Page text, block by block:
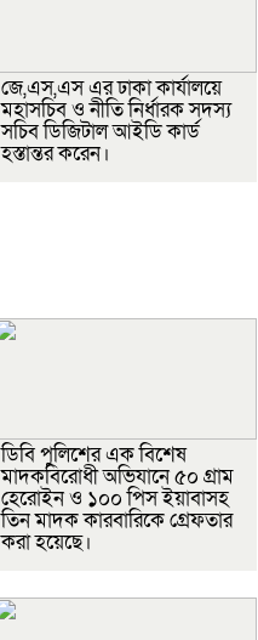
জে,এস,এস এর ঢাকা কার্যালয়ে
মহাসচিব ও নীতি নির্ধারক সদস্য
সচিব ডিজিটাল আইডি কার্ড
হস্তান্তর করেন।
ডিবি পুলিশের এক বিশেষ
মাদকবিরোধী অভিযানে ৫০ গ্রাম
হেরোইন ও ১০০ পিস ইয়াবাসহ
তিন মাদক কারবারিকে গ্রেফতার
করা হয়েছে।